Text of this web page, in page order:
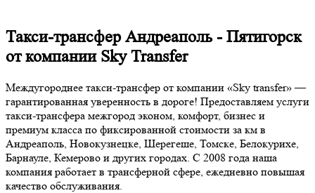
Такси-трансфер Андреаполь - Пятигорск
от компании Sky Transfer
Междугороднее такси-трансфер от компании «Sky transfer» —
гарантированная уверенность в дороге! Предоставляем услуги
такси-трансфера межгород эконом, комфорт, бизнес и
премиум класса по фиксированной стоимости за км в
Андреаполь, Новокузнецке, Шерегеше, Томске, Белокурихе,
Барнауле, Кемерово и других городах. С 2008 года наша
компания работает в трансферной сфере, ежедневно повышая
качество обслуживания.